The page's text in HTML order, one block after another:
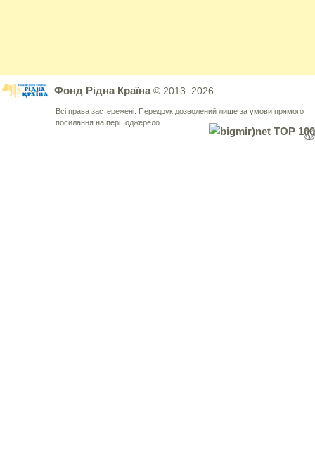
Фонд Рідна Країна© 2013..2026
Всі права застережені. Передрук дозволений лише за умови прямого
посилання на першоджерело.